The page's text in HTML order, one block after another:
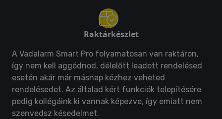
Raktárkészlet
A Vadalarm Smart Pro folyamatosan van raktáron,
így nem kell aggódnod, délelőtt leadott rendelésed
esetén akár már másnap kézhez veheted
rendelésedet. Az általad kért funkciók telepítésére
pedig kollégáink ki vannak képezve, így emiatt nem
szenvedsz késedelmet.